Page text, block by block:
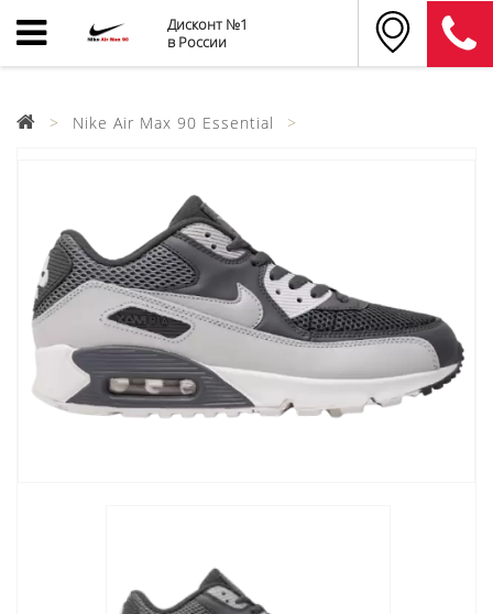
Дисконт №1
в России
Nike Air Max 90 Essential